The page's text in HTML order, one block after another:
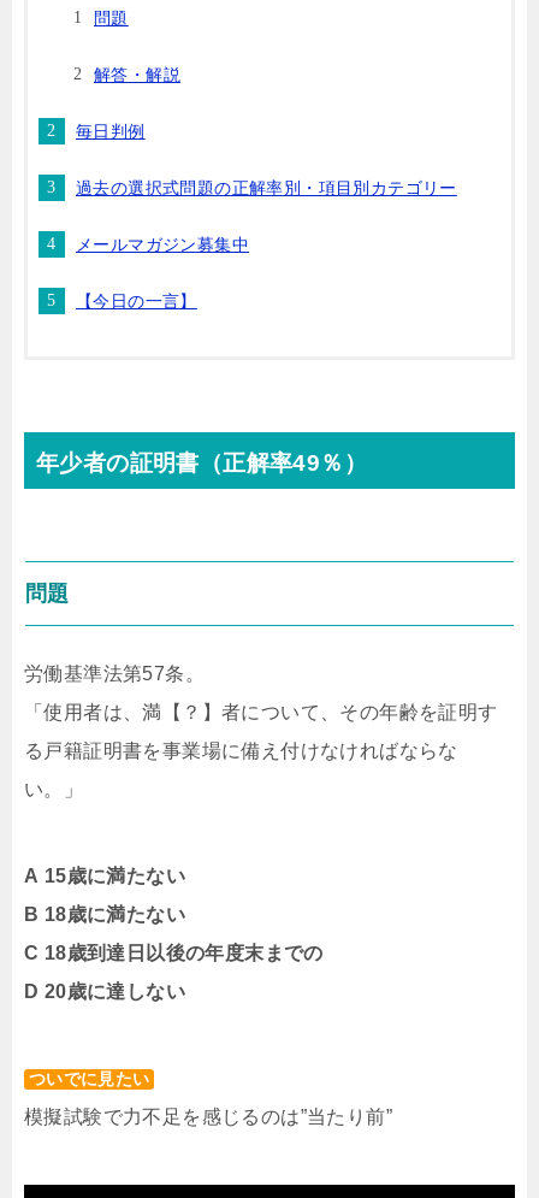
問題
解答・解説
毎日判例
過去の選択式問題の正解率別・項目別カテゴリー
メールマガジン募集中
【今日の一言】
年少者の証明書（正解率49％）
問題
労働基準法第57条。
「使用者は、満【？】者について、その年齢を証明す
る戸籍証明書を事業場に備え付けなければならな
い。」
A 15歳に満たない
B 18歳に満たない
C 18歳到達日以後の年度末までの
D 20歳に達しない
ついでに見たい
模擬試験で力不足を感じるのは”当たり前”